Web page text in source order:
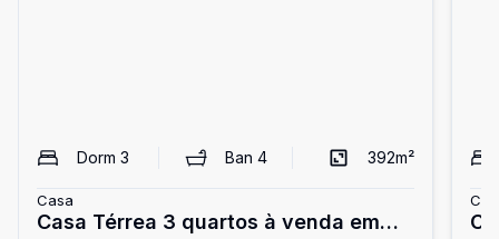
Dorm 3 Ban 4 392m²
Casa
Casa Térrea 3 quartos à venda em